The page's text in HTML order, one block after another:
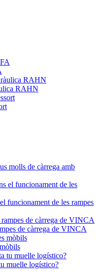
RAHN
molls de càrrega amb
funcionament de les rampes
de càrrega de VINCA
muelle logístico?